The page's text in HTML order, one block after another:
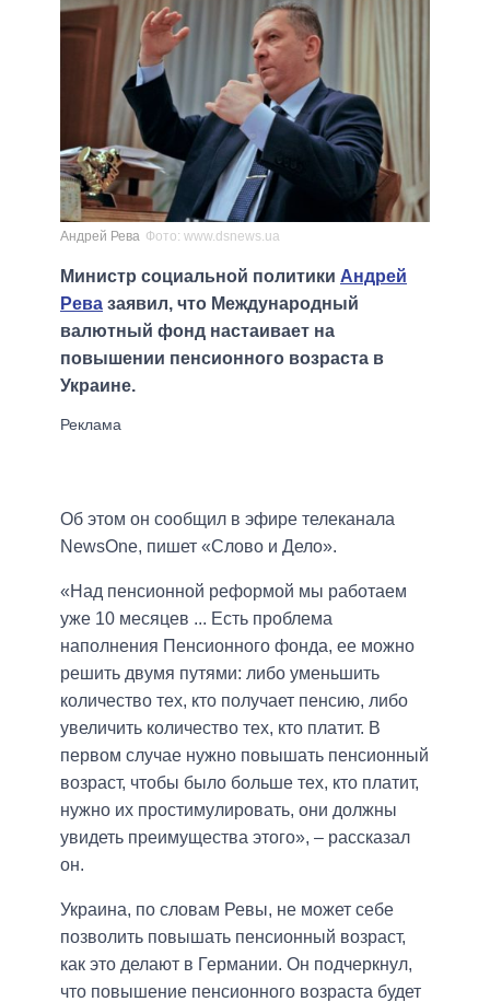
Андрей Рева Фото: www.dsnews.ua
Министр социальной политики Андрей
Рева заявил, что Международный
валютный фонд настаивает на
повышении пенсионного возраста в
Украине.
Об этом он сообщил в эфире телеканала
NewsOne, пишет «Слово и Дело».
«Над пенсионной реформой мы работаем
уже 10 месяцев ... Есть проблема
наполнения Пенсионного фонда, ее можно
решить двумя путями: либо уменьшить
количество тех, кто получает пенсию, либо
увеличить количество тех, кто платит. В
первом случае нужно повышать пенсионный
возраст, чтобы было больше тех, кто платит,
нужно их простимулировать, они должны
увидеть преимущества этого», – рассказал
он.
Украина, по словам Ревы, не может себе
позволить повышать пенсионный возраст,
как это делают в Германии. Он подчеркнул,
что повышение пенсионного возраста будет